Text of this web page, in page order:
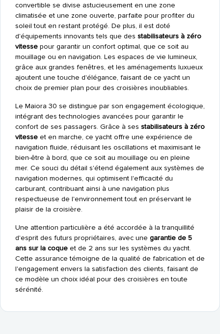
convertible se divise astucieusement en une zone
climatisée et une zone ouverte, parfaite pour profiter du
soleil tout en restant protégé. De plus, il est doté
d'équipements innovants tels que des stabilisateurs à zéro
vitessepour garantir un confort optimal, que ce soit au
mouillage ou en navigation. Les espaces de vie lumineux,
grâce aux grandes fenêtres, et les aménagements luxueux
ajoutent une touche d'élégance, faisant de ce yacht un
choix de premier plan pour des croisières inoubliables.
Le Maiora 30 se distingue par son engagement écologique,
intégrant des technologies avancées pour garantir le
confort de ses passagers. Grâce à ses stabilisateurs à zéro
vitesseet en marche, ce yacht offre une expérience de
navigation fluide, réduisant les oscillations et maximisant le
bien-être à bord, que ce soit au mouillage ou en pleine
mer. Ce souci du détail s'étend également aux systèmes de
navigation modernes, qui optimisent l'efficacité du
carburant, contribuant ainsi à une navigation plus
respectueuse de l'environnement tout en préservant le
plaisir de la croisière.
Une attention particulière a été accordée à la tranquillité
d'esprit des futurs propriétaires, avec une garantie de 5
ans sur la coqueet de 2 ans sur les systèmes du yacht.
Cette assurance témoigne de la qualité de fabrication et de
l'engagement envers la satisfaction des clients, faisant de
ce modèle un choix idéal pour des croisières en toute
sérénité.